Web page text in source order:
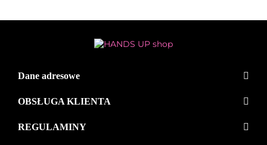
Dane adresowe
OBSŁUGA KLIENTA
REGULAMINY